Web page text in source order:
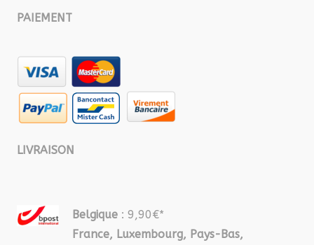
PAIEMENT
LIVRAISON
Belgique : 9,90€*
France, Luxembourg, Pays-Bas,